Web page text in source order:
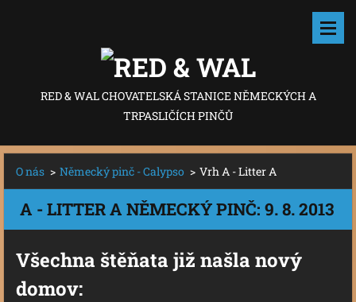
RED & WAL CHOVATELSKÁ STANICE NĚMECKÝCH A
TRPASLIČÍCH PINČŮ
O nás > Německý pinč - Calypso > Vrh A - Litter A
A - LITTER A NĚMECKÝ PINČ: 9. 8. 2013
Všechna štěňata již našla nový
domov: